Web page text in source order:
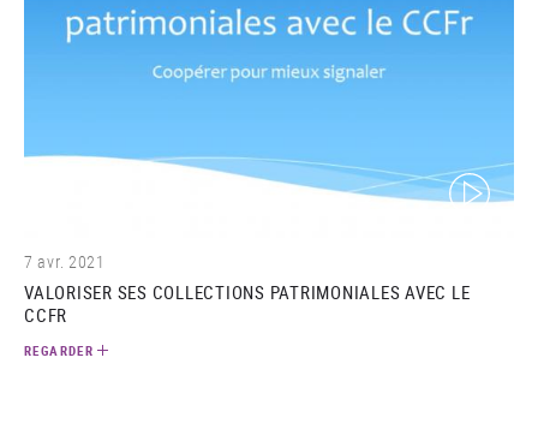
(video)
7 avr. 2021
VALORISER SES COLLECTIONS PATRIMONIALES AVEC LE
CCFR
REGARDER